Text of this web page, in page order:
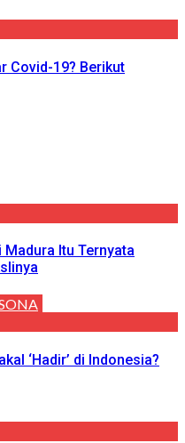
Covid-19? Berikut
Itu Ternyata
‘Hadir’ di Indonesia?